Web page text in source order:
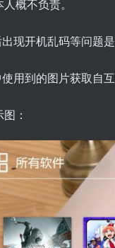
概不负责。
现开机乱码等问题
用到的图片获取自
：